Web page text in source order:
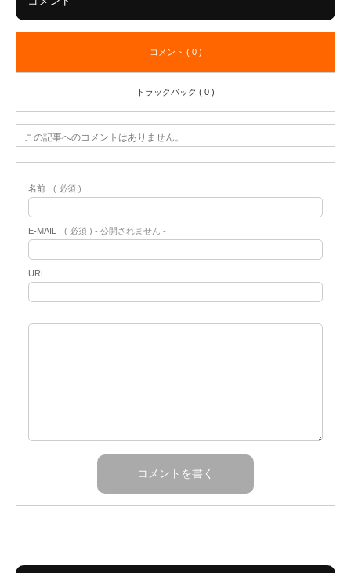
コメント ( 0 )
トラックバック ( 0 )
この記事へのコメントはありません。
名前 ( 必須 )
E-MAIL ( 必須 ) - 公開されません -
URL